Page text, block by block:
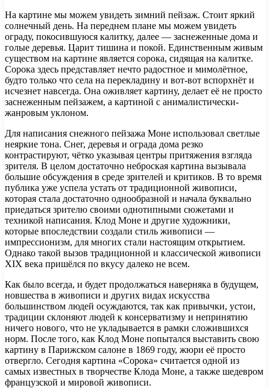
На картине мы можем увидеть зимний пейзаж. Стоит яркий
солнечный день. На переднем плане мы можем увидеть
ограду, покосившуюся калитку, далее — заснеженные дома и
голые деревья. Царит тишина и покой. Единственным живым
существом на картине является сорока, сидящая на калитке.
Сорока здесь представляет нечто радостное и мимолётное,
будто только что села на перекладину и вот-вот вспорхнёт и
исчезнет навсегда. Она оживляет картину, делает её не просто
заснеженным пейзажем, а картиной с анималистически-
жанровым уклоном.
Для написания снежного пейзажа Моне использовал светлые
неяркие тона. Снег, деревья и ограда дома резко
контрастируют, чётко указывая центры притяжения взгляда
зрителя. В целом достаточно неброская картина вызывала
большие обсуждения в среде зрителей и критиков. В то время
публика уже успела устать от традиционной живописи,
которая стала достаточно однообразной и начала буквально
приедаться зрителю своими однотипными сюжетами и
техникой написания. Клод Моне и другие художники,
которые впоследствии создали стиль живописи —
импрессионизм, для многих стали настоящим открытием.
Однако такой вызов традиционной и классической живописи
XIX века пришёлся по вкусу далеко не всем.
Как было всегда, и будет продолжаться наверняка в будущем,
новшества в живописи и других видах искусства
большинством людей осуждаются, так как привычки, устои,
традиции склоняют людей к консерватизму и непринятию
ничего нового, что не укладывается в рамки сложившихся
норм. После того, как Клод Моне попытался выставить свою
картину в Парижском салоне в 1869 году, жюри её просто
отвергло. Сегодня картина «Сорока» считается одной из
самых известных в творчестве Клода Моне, а также шедевром
французской и мировой живописи.